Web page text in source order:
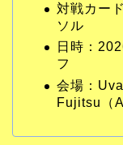
対戦カー
ソル
日時：
フ
会場：
Fujitsu（